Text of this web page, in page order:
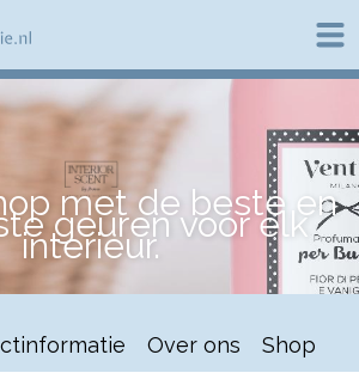
met de beste en
geuren voor elk
interieur.
Over ons Shop